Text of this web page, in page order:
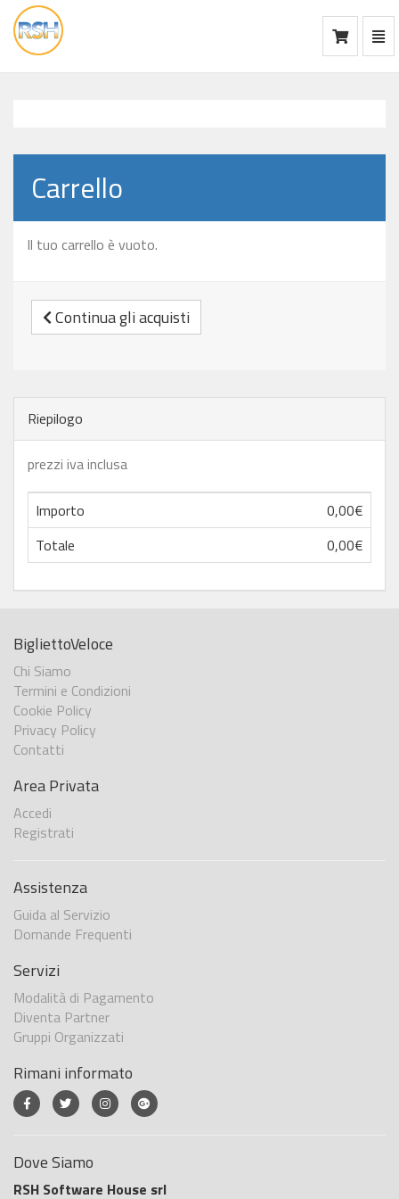
vai
alla
Carrello
Il tuo carrello è vuoto.
Continua gli acquisti
Riepilogo
prezzi iva inclusa
Importo
0,00€
Totale
0,00€
BigliettoVeloce
Chi Siamo
Termini e Condizioni
Cookie Policy
Privacy Policy
Contatti
Area Privata
Accedi
Registrati
Assistenza
Guida al Servizio
Domande Frequenti
Servizi
Modalità di Pagamento
Diventa Partner
Gruppi Organizzati
Rimani informato
Dove Siamo
RSH Software House srl